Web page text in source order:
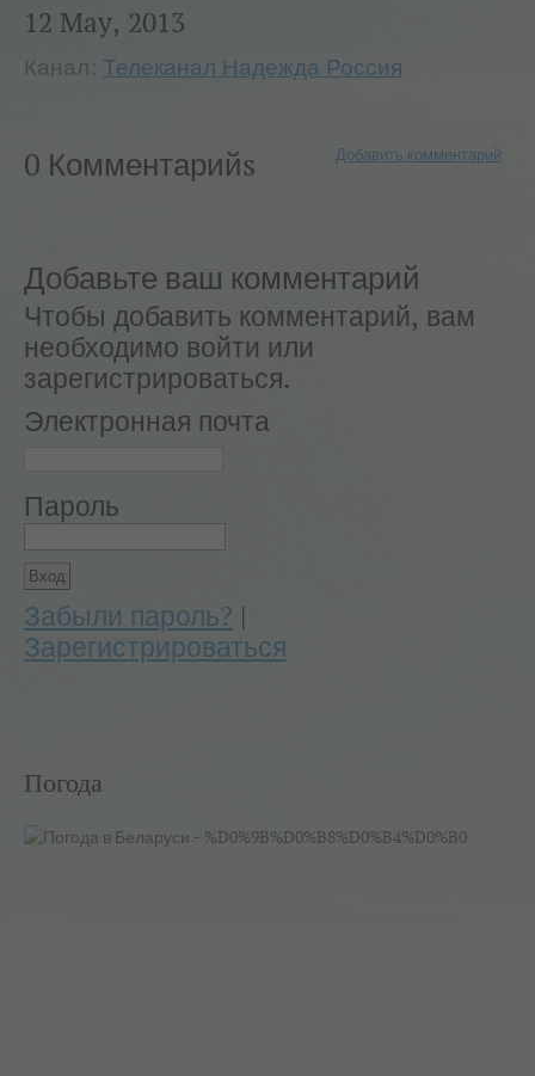
12 May, 2013
Канал: Телеканал Надежда Россия
0 Комментарийs Добавить комментарий
Добавьте ваш комментарий
Чтобы добавить комментарий, вам
необходимо войти или
зарегистрироваться.
Электронная почта
Пароль
Забыли пароль? |
Зарегистрироваться
Погода